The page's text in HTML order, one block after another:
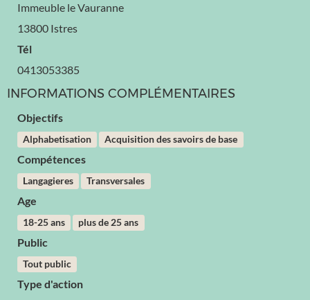
Immeuble le Vauranne
13800 Istres
Tél
0413053385
INFORMATIONS COMPLÉMENTAIRES
Objectifs
Alphabetisation Acquisition des savoirs de base
Compétences
Langagieres Transversales
Age
18-25 ans plus de 25 ans
Public
Tout public
Type d'action